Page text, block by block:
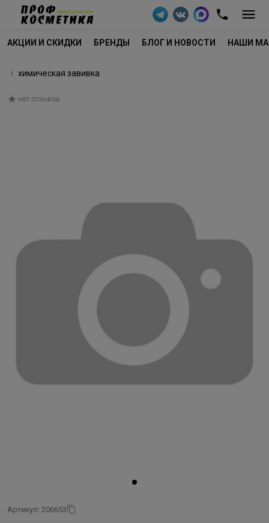
АКЦИИ И СКИДКИ БРЕНДЫ БЛОГ И НОВОСТИ НАШИ
химическая завивка
нет отзывов
Артикул: 206653